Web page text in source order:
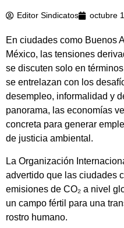
Editor Sindicatos octubre
En ciudades como Buenos
México, las tensiones
se discuten solo en
se entrelazan con los
desempleo, informalidad y
panorama, las economías
concreta para generar
de justicia ambiental.
La Organización
advertido que las ciudades
emisiones de CO₂ a nivel
un campo fértil para una
rostro humano.